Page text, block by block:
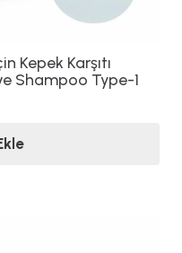
Kepek Karşıtı
Shampoo Type-1